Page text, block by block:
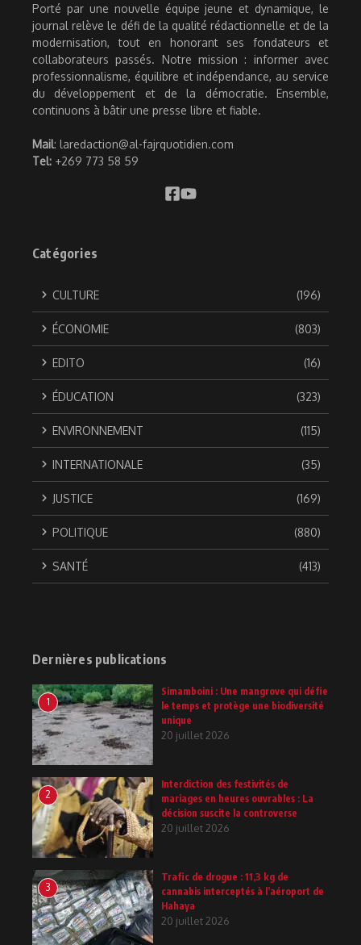
Porté par une nouvelle équipe jeune et dynamique, le
journal relève le défi de la qualité rédactionnelle et de la
modernisation, tout en honorant ses fondateurs et
collaborateurs passés. Notre mission : informer avec
professionnalisme, équilibre et indépendance, au service
du développement et de la démocratie. Ensemble,
continuons à bâtir une presse libre et fiable.
Mail: laredaction@al-fajrquotidien.com
Tel: +269 773 58 59
Catégories
CULTURE (196)
ÉCONOMIE (803)
EDITO (16)
ÉDUCATION (323)
ENVIRONNEMENT (115)
INTERNATIONALE (35)
JUSTICE (169)
POLITIQUE (880)
SANTÉ (413)
Dernières publications
1
Simamboini : Une mangrove qui défie
le temps et protège une biodiversité
unique
20 juillet 2026
2
Interdiction des festivités de
mariages en heures ouvrables : La
décision suscite la controverse
20 juillet 2026
3
Trafic de drogue : 11,3 kg de
cannabis interceptés à l’aéroport de
Hahaya
20 juillet 2026